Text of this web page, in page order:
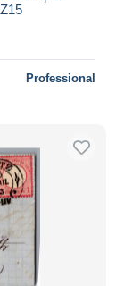
Professional